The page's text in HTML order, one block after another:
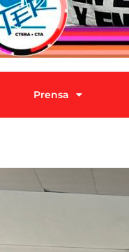
Prensa